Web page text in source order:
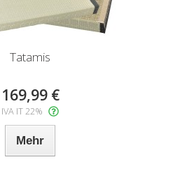
Tatamis
169,99 €
IVA IT 22%
Mehr